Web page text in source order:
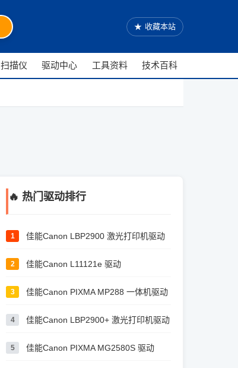
★ 收藏本站
扫描仪 驱动中心 工具资料 技术百科
🔥 热门驱动排行
1 佳能Canon LBP2900 激光打印机驱动
2 佳能Canon L11121e 驱动
3 佳能Canon PIXMA MP288 一体机驱动
4 佳能Canon LBP2900+ 激光打印机驱动
5 佳能Canon PIXMA MG2580S 驱动